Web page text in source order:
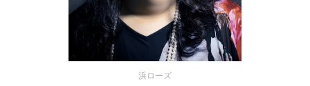
浜ローズ